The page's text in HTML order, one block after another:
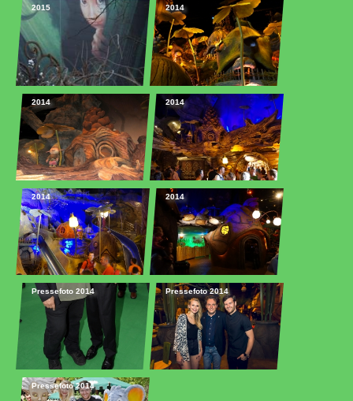
2015 2014
2014 2014
2014 2014
Pressefoto 2014 Pressefoto 2014
Pressefoto 2014